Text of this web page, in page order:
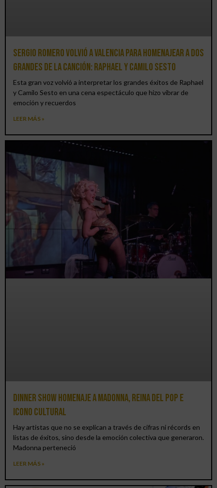
Sergio Romero volvió a Valencia para homenajear a dos
grandes de la canción: Raphael y Camilo Sesto
Esta gran voz volvió a interpretar los grandes éxitos de Raphael
y Camilo Sesto en una cena espectáculo que hizo vibrar de
emoción y recuerdos
LEER MÁS »
Dinner Show homenaje a Madonna, reina del pop e
icono cultural
Hay artistas que no se explican a través de cifras ni récords en
listas de éxitos, sino desde la emoción colectiva que generaron.
Madonna perteneció
LEER MÁS »